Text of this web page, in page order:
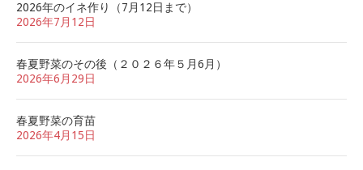
2026年のイネ作り（7月12日まで）
2026年7月12日
春夏野菜のその後（２０２６年５月6月）
2026年6月29日
春夏野菜の育苗
2026年4月15日